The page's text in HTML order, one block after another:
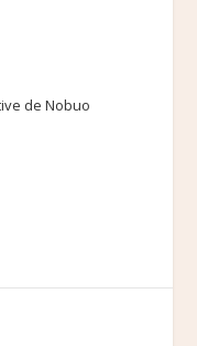
de Nobuo